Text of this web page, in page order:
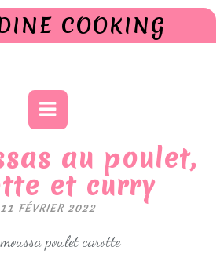
COOKING
au poulet,
et curry
11 FÉVRIER 2022